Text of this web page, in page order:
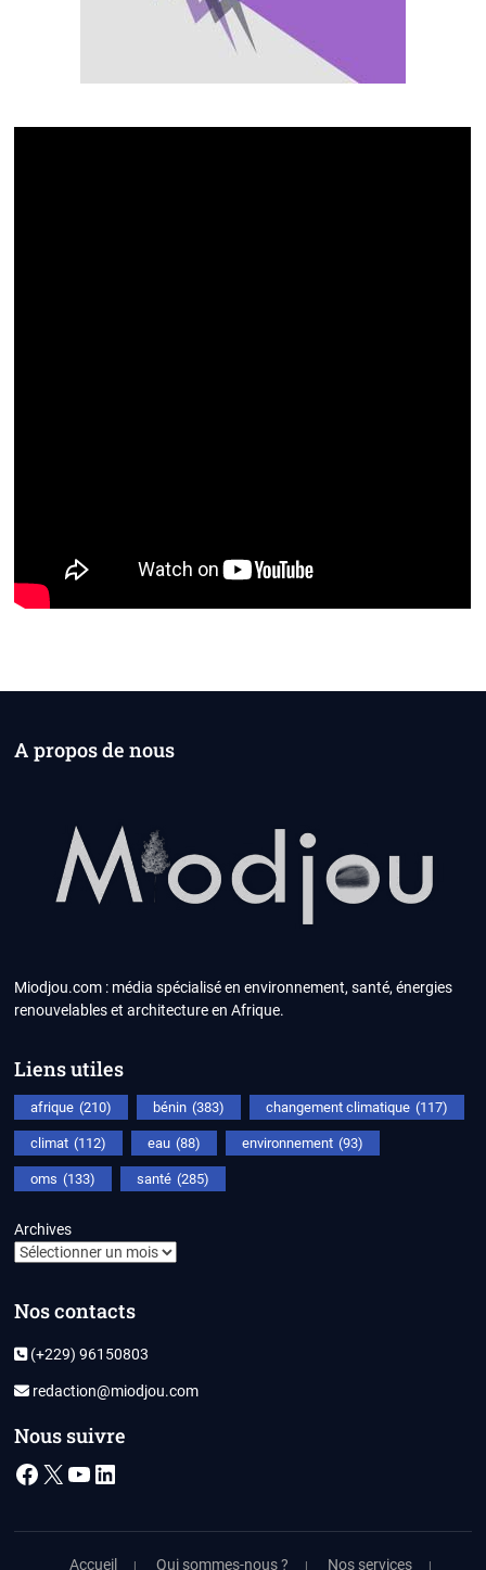
A propos de nous
Miodjou.com : média spécialisé en environnement, santé, énergies
renouvelables et architecture en Afrique.
Liens utiles
afrique (210) bénin (383) changement climatique (117)
climat (112) eau (88) environnement (93)
oms (133) santé (285)
Archives
Nos contacts
(+229) 96150803
redaction@miodjou.com
Nous suivre
Facebook
X YouTube
LinkedIn
Accueil Qui sommes-nous ? Nos services